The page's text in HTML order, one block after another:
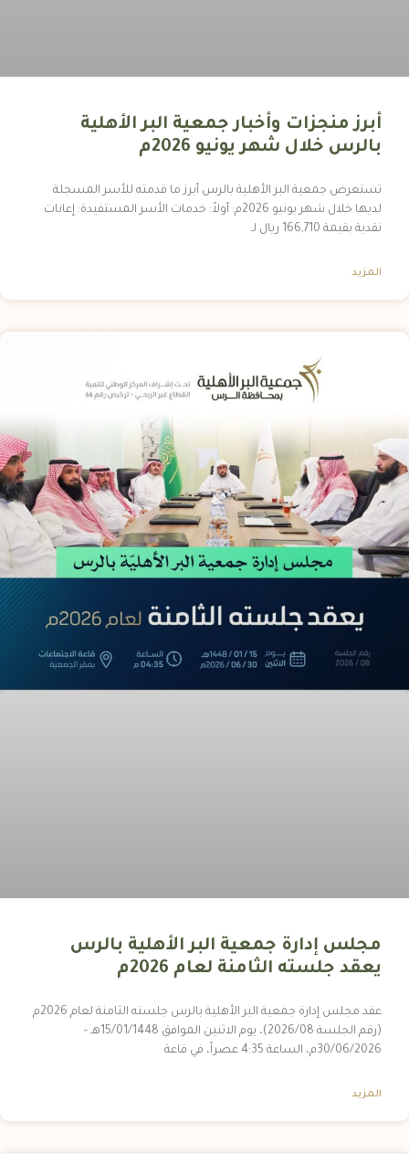
أبرز منجزات وأخبار جمعية البر الأهلية
بالرس خلال شهر يونيو 2026م
تستعرض جمعية البر الأهلية بالرس أبرز ما قدمته للأسر المسجلة
لديها خلال شهر يونيو 2026م: أولاً: خدمات الأسر المستفيدة: إعانات
نقدية بقيمة 166,710 ريال لـ
المزيد
مجلس إدارة جمعية البر الأهلية بالرس
يعقد جلسته الثامنة لعام 2026م
عقد مجلس إدارة جمعية البر الأهلية بالرس جلسته الثامنة لعام 2026م
(رقم الجلسة 2026/08)، يوم الاثنين الموافق 15/01/1448هـ –
30/06/2026م، الساعة 4:35 عصراً، في قاعة
المزيد